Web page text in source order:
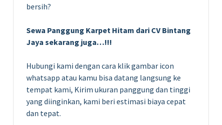
bersih?
Sewa Panggung Karpet Hitam dari CV Bintang
Jaya sekarang juga…!!!
Hubungi kami dengan cara klik gambar icon
whatsapp atau kamu bisa datang langsung ke
tempat kami, Kirim ukuran panggung dan tinggi
yang diinginkan, kami beri estimasi biaya cepat
dan tepat.